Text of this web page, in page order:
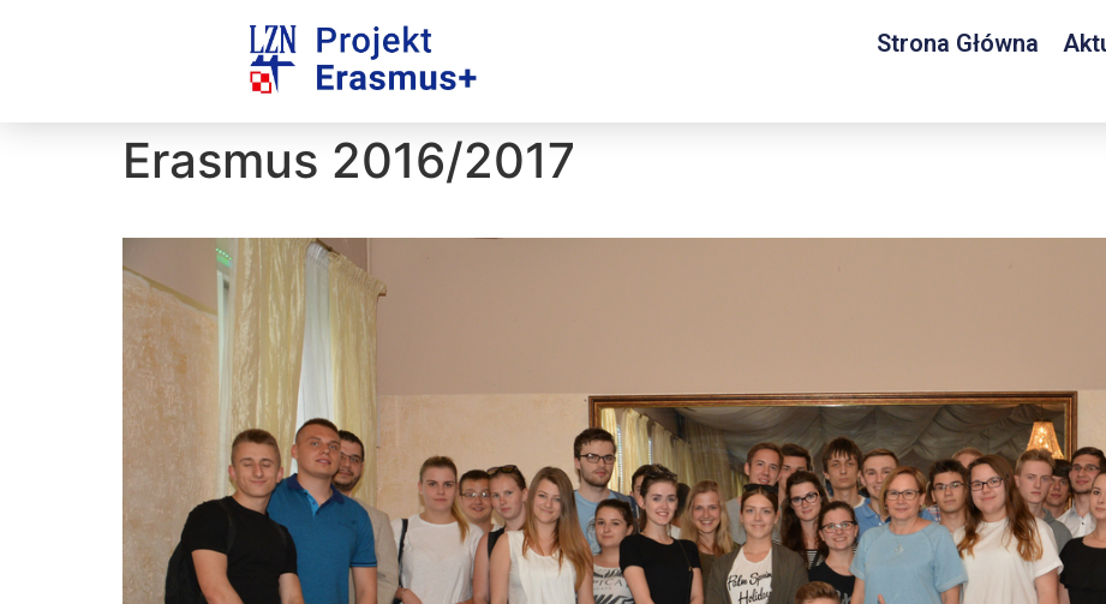
Strona Główna
Erasmus 2016/2017